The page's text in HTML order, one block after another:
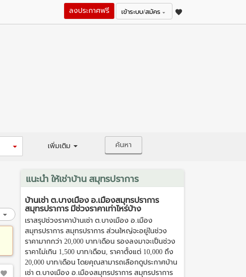
เข้าระบบ/สมัคร
ลงประกาศฟรี
เพิ่มเติม ค้นหา
แนะนำ ให้เช่าบ้าน สมุทรปราการ
บ้านเช่า ต.บางเมือง อ.เมืองสมุทรปราการ
สมุทรปราการ มีช่วงราคาเท่าไหร่บ้าง
เราสรุปช่วงราคาบ้านเช่า ต.บางเมือง อ.เมือง
สมุทรปราการ สมุทรปราการ ส่วนใหญ่จะอยู่ในช่วง
ราคามากกว่า 20,000 บาท/เดือน รองลงมาจะเป็นช่วง
ราคาไม่เกิน 1,500 บาท/เดือน, ราคาตั้งแต่ 10,000 ถึง
20,000 บาท/เดือน โดยคุณสามารถเลือกดูประกาศบ้าน
เช่า ต.บางเมือง อ.เมืองสมุทรปราการ สมุทรปราการ